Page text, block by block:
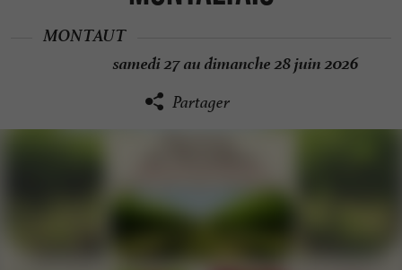
MONTAUT
samedi 27 au dimanche 28 juin 2026
Partager